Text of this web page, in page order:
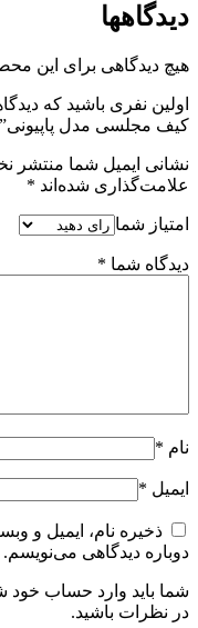
دیدگاهها
هیچ دیدگاهی برای این
کیف مجلسی مدل پاپیونی”
نشانی ایمیل شما منتشر
علامت‌گذاری شده‌اند *
امتیاز شما
دیدگاه شما *
نام *
ایمیل *
ذخیره نام، ایمیل و
دوباره دیدگاهی می‌نویسم.
شما باید وارد حساب خود
در نظرات باشید.